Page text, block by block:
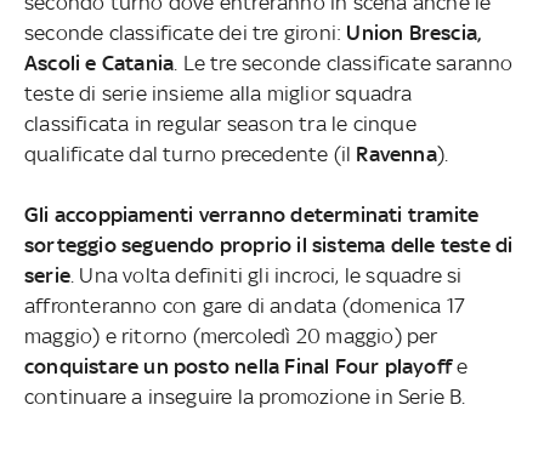
seconde classificate dei tre gironi: Union Brescia,
Ascoli e Catania . Le tre seconde classificate saranno
teste di serie insieme alla miglior squadra
classificata in regular season tra le cinque
qualificate dal turno precedente (il Ravenna).
Gli accoppiamenti verranno determinati tramite
sorteggio seguendo proprio il sistema delle teste di
serie . Una volta definiti gli incroci, le squadre si
affronteranno con gare di andata (domenica 17
maggio) e ritorno (mercoledì 20 maggio) per
conquistare un posto nella Final Four playoffe
continuare a inseguire la promozione in Serie B.